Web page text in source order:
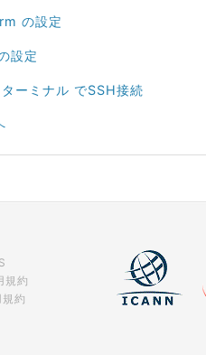
の設定
設定
ーミナル でSSH接続
規約
約